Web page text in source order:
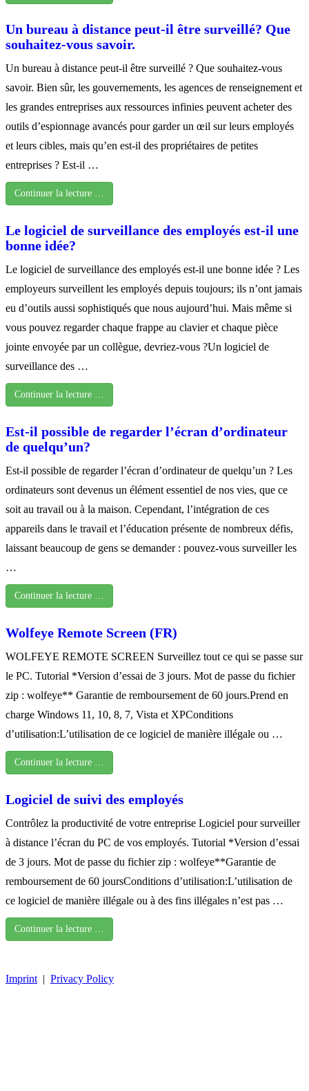
Un bureau à distance peut-il être surveillé? Que
souhaitez-vous savoir.
Un bureau à distance peut-il être surveillé ? Que souhaitez-vous
savoir. Bien sûr, les gouvernements, les agences de renseignement et
les grandes entreprises aux ressources infinies peuvent acheter des
outils d’espionnage avancés pour garder un œil sur leurs employés
et leurs cibles, mais qu’en est-il des propriétaires de petites
entreprises ? Est-il …
Continuer la lecture …
Le logiciel de surveillance des employés est-il une
bonne idée?
Le logiciel de surveillance des employés est-il une bonne idée ? Les
employeurs surveillent les employés depuis toujours; ils n’ont jamais
eu d’outils aussi sophistiqués que nous aujourd’hui. Mais même si
vous pouvez regarder chaque frappe au clavier et chaque pièce
jointe envoyée par un collègue, devriez-vous ?Un logiciel de
surveillance des …
Continuer la lecture …
Est-il possible de regarder l’écran d’ordinateur
de quelqu’un?
Est-il possible de regarder l’écran d’ordinateur de quelqu’un ? Les
ordinateurs sont devenus un élément essentiel de nos vies, que ce
soit au travail ou à la maison. Cependant, l’intégration de ces
appareils dans le travail et l’éducation présente de nombreux défis,
laissant beaucoup de gens se demander : pouvez-vous surveiller les
…
Continuer la lecture …
Wolfeye Remote Screen (FR)
WOLFEYE REMOTE SCREEN Surveillez tout ce qui se passe sur
le PC. Tutorial *Version d’essai de 3 jours. Mot de passe du fichier
zip : wolfeye** Garantie de remboursement de 60 jours.Prend en
charge Windows 11, 10, 8, 7, Vista et XPConditions
d’utilisation:L’utilisation de ce logiciel de manière illégale ou …
Continuer la lecture …
Logiciel de suivi des employés
Contrôlez la productivité de votre entreprise Logiciel pour surveiller
à distance l’écran du PC de vos employés. Tutorial *Version d’essai
de 3 jours. Mot de passe du fichier zip : wolfeye**Garantie de
remboursement de 60 joursConditions d’utilisation:L’utilisation de
ce logiciel de manière illégale ou à des fins illégales n’est pas …
Continuer la lecture …
Imprint | Privacy Policy